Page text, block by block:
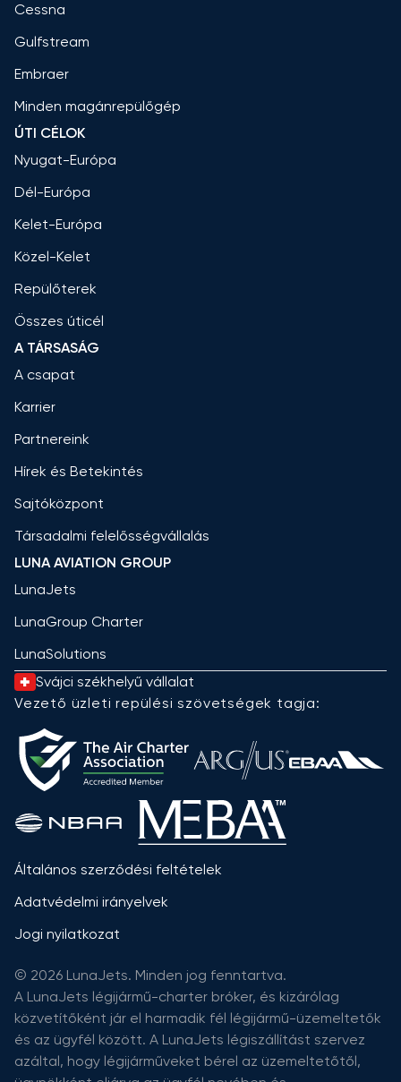
Cessna
Gulfstream
Embraer
Minden magánrepülőgép
ÚTI CÉLOK
Nyugat-Európa
Dél-Európa
Kelet-Európa
Közel-Kelet
Repülőterek
Összes úticél
A TÁRSASÁG
A csapat
Karrier
Partnereink
Hírek és Betekintés
Sajtóközpont
Társadalmi felelősségvállalás
LUNA AVIATION GROUP
LunaJets
LunaGroup Charter
LunaSolutions
Svájci székhelyű vállalat
Vezető üzleti repülési szövetségek tagja:
Általános szerződési feltételek
Adatvédelmi irányelvek
Jogi nyilatkozat
© 2026 LunaJets. Minden jog fenntartva.
A LunaJets légijármű-charter bróker, és kizárólag
közvetítőként jár el harmadik fél légijármű-üzemeltetők
és az ügyfél között. A LunaJets légiszállítást szervez
azáltal, hogy légijárműveket bérel az üzemeltetőtől,